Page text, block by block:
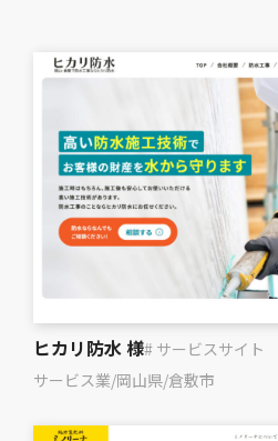
ヒカリ防水 様# サービスサイト
サービス業/岡山県/倉敷市